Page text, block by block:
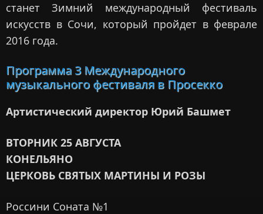
станет Зимний международный фестиваль
искусств в Сочи, который пройдет в феврале
2016 года.
Программа 3 Международного
музыкального фестиваля в Просекко
Артистический директор Юрий Башмет
ВТОРНИК 25 АВГУСТА
КОНЕЛЬЯНО
ЦЕРКОВЬ СВЯТЫХ МАРТИНЫ И РОЗЫ
Россини Соната №1